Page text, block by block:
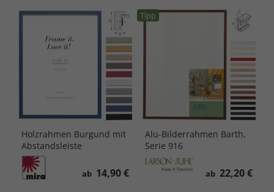
Holzrahmen Burgund mit
Abstandsleiste
ab 14,90 €
Tipp
Alu-Bilderrahmen Barth,
Serie 916
ab 22,20 €